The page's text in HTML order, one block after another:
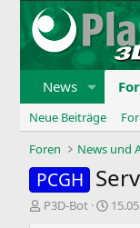
News
Neue Beiträge
Foren
News und
PCGH
E
P3D-Bot
E